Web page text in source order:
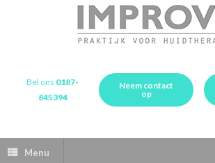
Bel ons 0187-
845394
Neem contact
op
Menu